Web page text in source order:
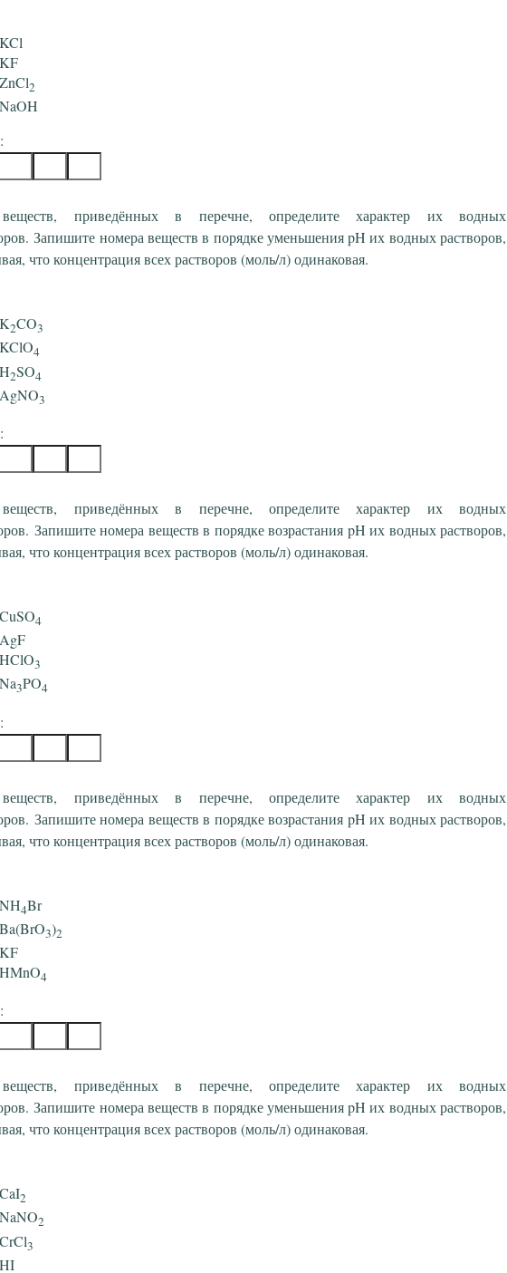
KCl
KF
ZnCl2
NaOH
приведённых в перечне, определите характер их водных
Запишите номера веществ в порядке уменьшения pH их водных растворов,
что концентрация всех растворов (моль/л) одинаковая.
K2CO3
KClO4
H2SO4
AgNO3
приведённых в перечне, определите характер их водных
Запишите номера веществ в порядке возрастания pH их водных растворов,
что концентрация всех растворов (моль/л) одинаковая.
CuSO4
AgF
HClO3
Na3PO4
приведённых в перечне, определите характер их водных
Запишите номера веществ в порядке возрастания pH их водных растворов,
что концентрация всех растворов (моль/л) одинаковая.
NH4Br
Ba(BrO3)2
KF
HMnO4
приведённых в перечне, определите характер их водных
Запишите номера веществ в порядке уменьшения pH их водных растворов,
что концентрация всех растворов (моль/л) одинаковая.
CaI2
NaNO2
CrCl3
HI